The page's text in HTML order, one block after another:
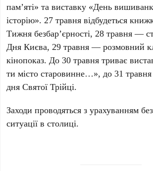
пам’яті» та виставку «День
історію». 27 травня відбудеться
Тижня безбар’єрності, 28 травня —
Дня Києва, 29 травня — розмовний
кінопоказ. До 30 травня триває
ти місто старовинне…», до 31
дня Святої Трійці.
Заходи проводяться з урахуванням
ситуації в столиці.